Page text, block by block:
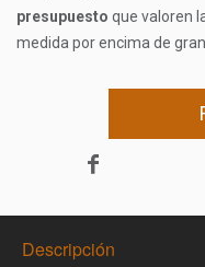
presupuesto que valoren
medida por encima de
Descripción